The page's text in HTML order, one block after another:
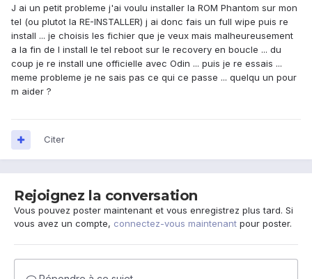
J ai un petit probleme j'ai voulu installer la ROM Phantom sur mon
tel (ou plutot la RE-INSTALLER) j ai donc fais un full wipe puis re
install ... je choisis les fichier que je veux mais malheureusement
a la fin de l install le tel reboot sur le recovery en boucle ... du
coup je re install une officielle avec Odin ... puis je re essais ...
meme probleme je ne sais pas ce qui ce passe ... quelqu un pour
m aider ?
Citer
Rejoignez la conversation
Vous pouvez poster maintenant et vous enregistrez plus tard. Si
vous avez un compte, connectez-vous maintenant pour poster.